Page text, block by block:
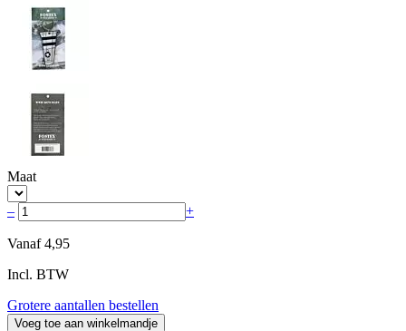
Maat
– +
Vanaf 4,95
Incl. BTW
Grotere aantallen bestellen
Voeg toe aan winkelmandje